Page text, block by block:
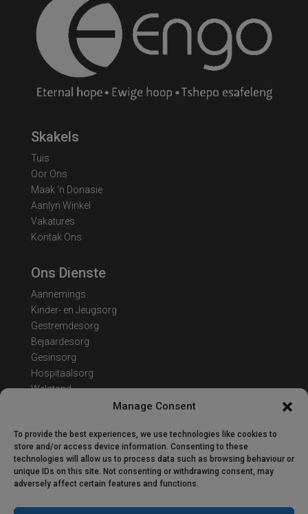
Manage Consent
To provide the best experiences, we use technologies like cookies to
store and/or access device information. Consenting to these
technologies will allow us to process data such as browsing behaviour or
unique IDs on this site. Not consenting or withdrawing consent, may
adversely affect certain features and functions.
Skakels
Tuis
Oor Ons
Maak ‘n Donasie
Aanlyn Winkel
Vakatures
Kontak Ons
Ons Dienste
Aannemings
Kinder- en Jeugsorg
Gestremdesorg
Bejaardesorg
Gesinsorg
Hospitaalsorg
Welstand
Adres: Van Heerdenweg 22
Tel: 051 407 7223
E-pos:info@engo.co.za